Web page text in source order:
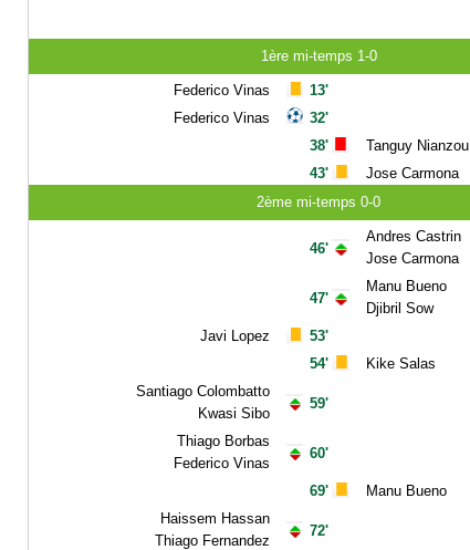
1ère mi-temps 1-0
Federico Vinas
Federico Vinas
13'
32'
38'
43'
Tanguy Nianzou
Jose Carmona
2ème mi-temps 0-0
Javi Lopez
Santiago Colombatto
Kwasi Sibo
Thiago Borbas
Federico Vinas
Haissem Hassan
Thiago Fernandez
46'
47'
53'
54'
59'
60'
69'
72'
Andres Castrin
Jose Carmona
Manu Bueno
Djibril Sow
Kike Salas
Manu Bueno